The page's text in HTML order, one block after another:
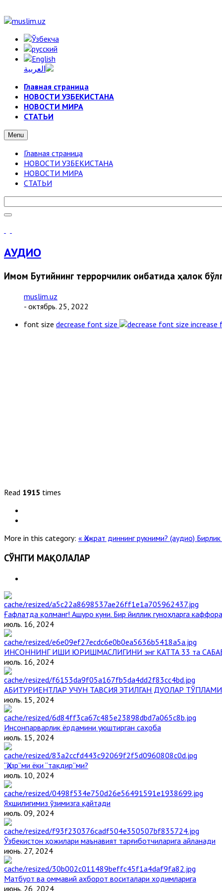
Главная страница
НОВОСТИ УЗБЕКИСТАНА
НОВОСТИ МИРА
СТАТЬИ
Menu
Главная страница
НОВОСТИ УЗБЕКИСТАНА
НОВОСТИ МИРА
СТАТЬИ
АУДИО
Имом Бутийнинг террорчилик оқибатида ҳалок
muslim.uz
- октябрь. 25, 2022
font size decrease font size increase
Read 1915 times
More in this category: « Ҳижрат диннинг рукними? (аудио)
СЎНГГИ МАҚОЛАЛАР
Ғафлатда қолманг! Ашуро куни. Бир йиллик гуноҳларга
июль. 16, 2024
ИНСОННИНГ ИШИ ЮРИШМАСЛИГИНИ энг КАТТА 33 та
июль. 16, 2024
АБИТУРИЕНТЛАР УЧУН ТАВСИЯ ЭТИЛГАН ДУОЛАР ТЎПЛАМИ
июль. 15, 2024
Инсонпарварлик ёрдамини уюштирган саҳоба
июль. 15, 2024
“Ҳизр”ми ёки “тақдир”ми?
июль. 10, 2024
Яхшилигимиз ўзимизга қайтади
июль. 09, 2024
Ўзбекистон ҳожилари маънавият тарғиботчиларига айланади
июнь. 27, 2024
Матбуот ва оммавий ахборот воситалари ходимларига
июнь. 26, 2024